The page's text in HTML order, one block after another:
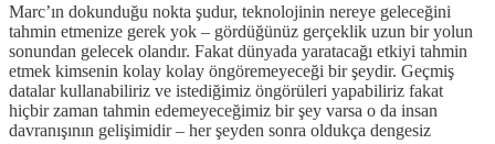
Marc’ın dokunduğu nokta şudur, teknolojinin nereye geleceğini
tahmin etmenize gerek yok – gördüğünüz gerçeklik uzun bir yolun
sonundan gelecek olandır. Fakat dünyada yaratacağı etkiyi tahmin
etmek kimsenin kolay kolay öngöremeyeceği bir şeydir. Geçmiş
datalar kullanabiliriz ve istediğimiz öngörüleri yapabiliriz fakat
hiçbir zaman tahmin edemeyeceğimiz bir şey varsa o da insan
davranışının gelişimidir – her şeyden sonra oldukça dengesiz